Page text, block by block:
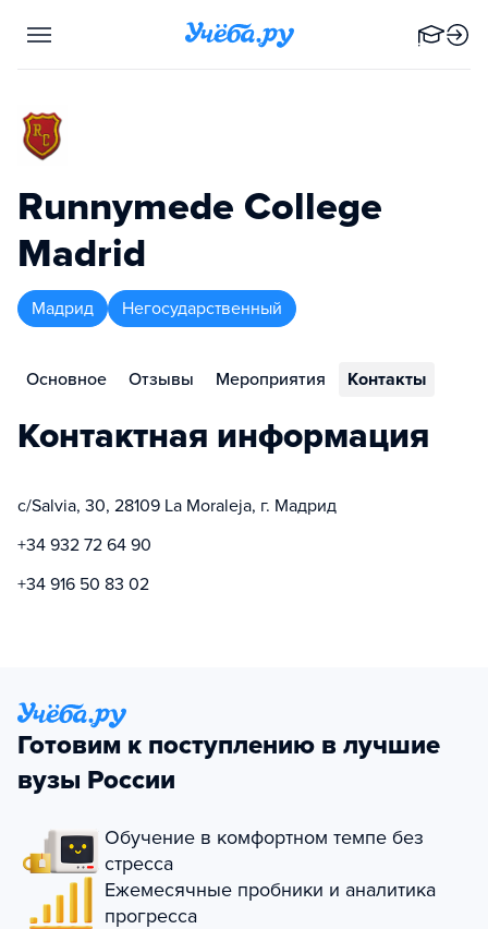
Runnymede College
Madrid
Мадрид Негосударственный
Основное Отзывы Мероприятия Контакты
Контактная информация
c/Salvia, 30, 28109 La Moraleja, г. Мадрид
+34 932 72 64 90
+34 916 50 83 02
Готовим к поступлению в лучшие
вузы России
Обучение в комфортном темпе без
стресса
Ежемесячные пробники и аналитика
прогресса